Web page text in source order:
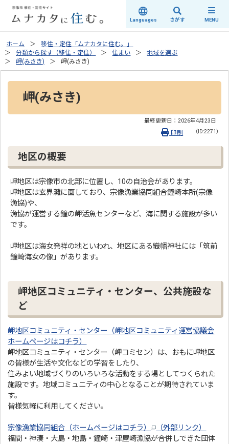
Languages さがす MENU
ホーム
移住・定住「ムナカタに住む。」
分類から探す（移住・定住）
住まい
地域を選ぶ
岬(みさき)
岬(みさき)
岬(みさき)
最終更新日： 2026年4月23日
（ID:2271）
印刷
地区の概要
岬地区は宗像市の北部に位置し、10の自治会があります。
岬地区は玄界灘に面しており、宗像漁業協同組合鐘崎本所(宗像
漁協)や、
漁協が運営する鐘の岬活魚センターなど、海に関する施設が多い
です。
岬地区は海女発祥の地といわれ、地区にある織幡神社には「筑前
鐘崎海女の像」があります。
岬地区コミュニティ・センター、公共施設な
ど
岬地区コミュニティ・センター（岬地区コミュニティ運営協議会
ホームページはコチラ）
岬地区コミュニティ・センター（岬コミセン）は、おもに岬地区
の皆様が生活や文化などの学習をしたり、
住みよい地域づくりのいろいろな活動をする場としてつくられた
施設です。地域コミュニティの中心となることが期待されていま
す。
皆様気軽に利用してください。
宗像漁業協同組合（ホームページはコチラ）
（外部リンク）
福間・神湊・大島・地島・鐘崎・津屋崎漁協が合併しできた団体